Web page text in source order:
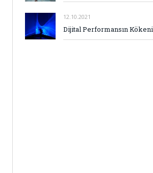
12.10.2021
Dijital Performansın Kökeni